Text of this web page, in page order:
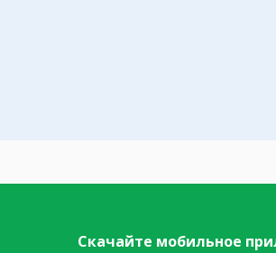
Скачайте мобильное